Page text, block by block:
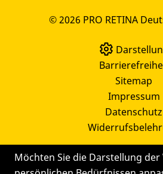
Möchten Sie die Darstellung
© 2026 PRO RETINA
Sitemap
Impressum
Datenschutz